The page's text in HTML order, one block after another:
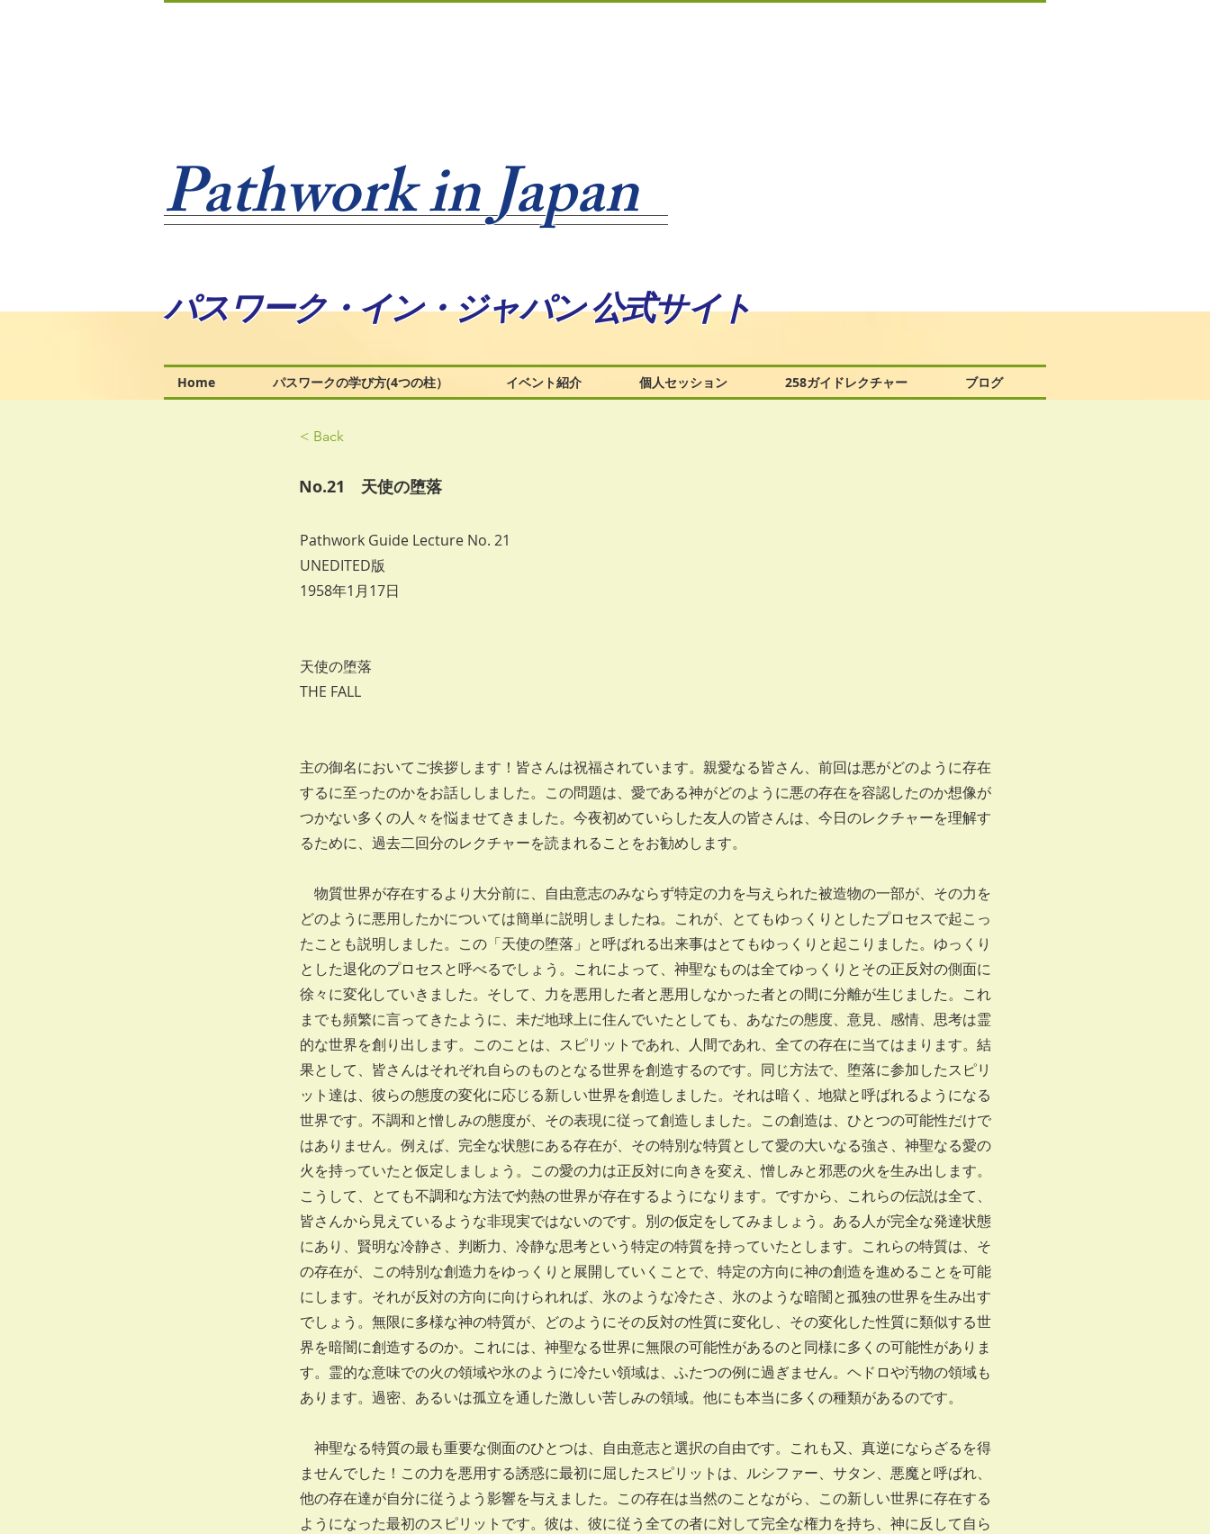
パスワーク・イン・ジャパン 公式サイト
Pathwork in Japan
Home パスワークの学び方(4つの柱） イベント紹介 個人セッション 258ガイドレクチャー ブログ
< Back
No.21 天使の堕落
Pathwork Guide Lecture No. 21
UNEDITED版
1958年1月17日
天使の堕落
THE FALL
主の御名においてご挨拶します！皆さんは祝福されています。親愛なる皆さん、前回は悪がどのように存在
するに至ったのかをお話ししました。この問題は、愛である神がどのように悪の存在を容認したのか想像が
つかない多くの人々を悩ませてきました。今夜初めていらした友人の皆さんは、今日のレクチャーを理解す
るために、過去二回分のレクチャーを読まれることをお勧めします。
物質世界が存在するより大分前に、自由意志のみならず特定の力を与えられた被造物の一部が、その力を
どのように悪用したかについては簡単に説明しましたね。これが、とてもゆっくりとしたプロセスで起こっ
たことも説明しました。この「天使の堕落」と呼ばれる出来事はとてもゆっくりと起こりました。ゆっくり
とした退化のプロセスと呼べるでしょう。これによって、神聖なものは全てゆっくりとその正反対の側面に
徐々に変化していきました。そして、力を悪用した者と悪用しなかった者との間に分離が生じました。これ
までも頻繁に言ってきたように、未だ地球上に住んでいたとしても、あなたの態度、意見、感情、思考は霊
的な世界を創り出します。このことは、スピリットであれ、人間であれ、全ての存在に当てはまります。結
果として、皆さんはそれぞれ自らのものとなる世界を創造するのです。同じ方法で、堕落に参加したスピリ
ット達は、彼らの態度の変化に応じる新しい世界を創造しました。それは暗く、地獄と呼ばれるようになる
世界です。不調和と憎しみの態度が、その表現に従って創造しました。この創造は、ひとつの可能性だけで
はありません。例えば、完全な状態にある存在が、その特別な特質として愛の大いなる強さ、神聖なる愛の
火を持っていたと仮定しましょう。この愛の力は正反対に向きを変え、憎しみと邪悪の火を生み出します。
こうして、とても不調和な方法で灼熱の世界が存在するようになります。ですから、これらの伝説は全て、
皆さんから見えているような非現実ではないのです。別の仮定をしてみましょう。ある人が完全な発達状態
にあり、賢明な冷静さ、判断力、冷静な思考という特定の特質を持っていたとします。これらの特質は、そ
の存在が、この特別な創造力をゆっくりと展開していくことで、特定の方向に神の創造を進めることを可能
にします。それが反対の方向に向けられれば、氷のような冷たさ、氷のような暗闇と孤独の世界を生み出す
でしょう。無限に多様な神の特質が、どのようにその反対の性質に変化し、その変化した性質に類似する世
界を暗闇に創造するのか。これには、神聖なる世界に無限の可能性があるのと同様に多くの可能性がありま
す。霊的な意味での火の領域や氷のように冷たい領域は、ふたつの例に過ぎません。ヘドロや汚物の領域も
あります。過密、あるいは孤立を通した激しい苦しみの領域。他にも本当に多くの種類があるのです。
神聖なる特質の最も重要な側面のひとつは、自由意志と選択の自由です。これも又、真逆にならざるを得
ませんでした！この力を悪用する誘惑に最初に屈したスピリットは、ルシファー、サタン、悪魔と呼ばれ、
他の存在達が自分に従うよう影響を与えました。この存在は当然のことながら、この新しい世界に存在する
ようになった最初のスピリットです。彼は、彼に従う全ての者に対して完全な権力を持ち、神に反して自ら